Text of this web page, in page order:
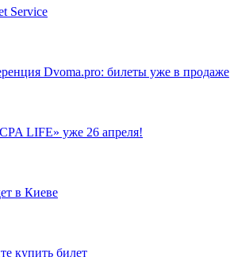
Service
Dvoma.pro: билеты уже в продаже
LIFE» уже 26 апреля!
в Киеве
купить билет